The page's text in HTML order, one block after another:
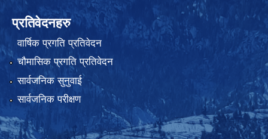
प्रतिवेदनहरु
वार्षिक प्रगति प्रतिवेदन
चौमासिक प्रगति प्रतिवेदन
सार्वजनिक सुनुवाई
सार्वजनिक परीक्षण